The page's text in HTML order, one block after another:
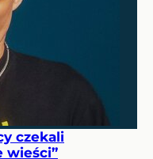
czekali
wieści”